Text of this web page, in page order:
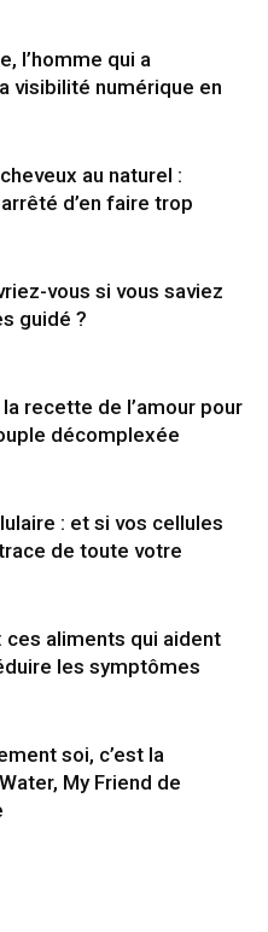
l’homme qui a
visibilité numérique en
au naturel :
d’en faire trop
vous si vous saviez
guidé ?
recette de l’amour pour
décomplexée
: et si vos cellules
de toute votre
ces aliments qui aident
les symptômes
soi, c’est la
My Friend de